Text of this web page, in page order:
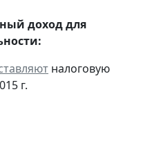
доход для
налоговую
г.